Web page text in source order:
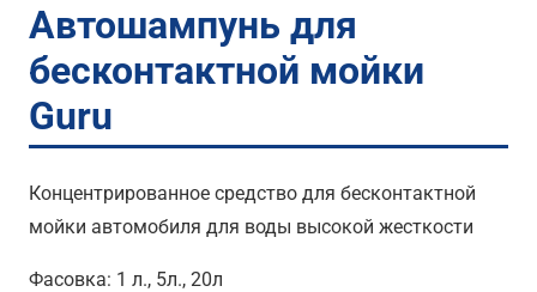
Автошампунь для
бесконтактной мойки
Guru
Концентрированное средство для бесконтактной
мойки автомобиля для воды высокой жесткости
Фасовка: 1 л., 5л., 20л